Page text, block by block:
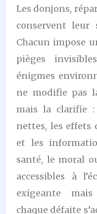
Les donjons,
conservent leur
Chacun impose
pièges
énigmes
ne modifie pas
mais la clarifie
nettes, les effets
et les
santé, le moral
accessibles à
exigeante
chaque défaite